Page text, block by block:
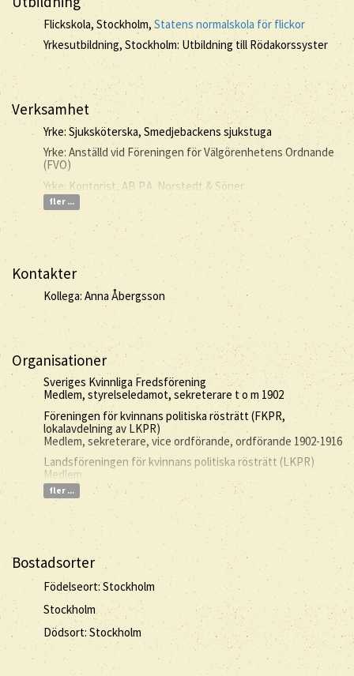
Flickskola, Stockholm, Statens normalskola för flickor
Yrkesutbildning, Stockholm: Utbildning till Rödakorssyster
Verksamhet
Yrke: Sjuksköterska, Smedjebackens sjukstuga
Yrke: Anställd vid Föreningen för Välgörenhetens Ordnande
(FVO)
Yrke: Kontorist, AB P.A. Norstedt & Söner
fler ...
Kontakter
Kollega: Anna Åbergsson
Organisationer
Sveriges Kvinnliga Fredsförening
Medlem, styrelseledamot, sekreterare t o m 1902
Föreningen för kvinnans politiska rösträtt (FKPR,
lokalavdelning av LKPR)
Medlem, sekreterare, vice ordförande, ordförande 1902-1916
Landsföreningen för kvinnans politiska rösträtt (LKPR)
Medlem
fler ...
Bostadsorter
Födelseort: Stockholm
Stockholm
Dödsort: Stockholm